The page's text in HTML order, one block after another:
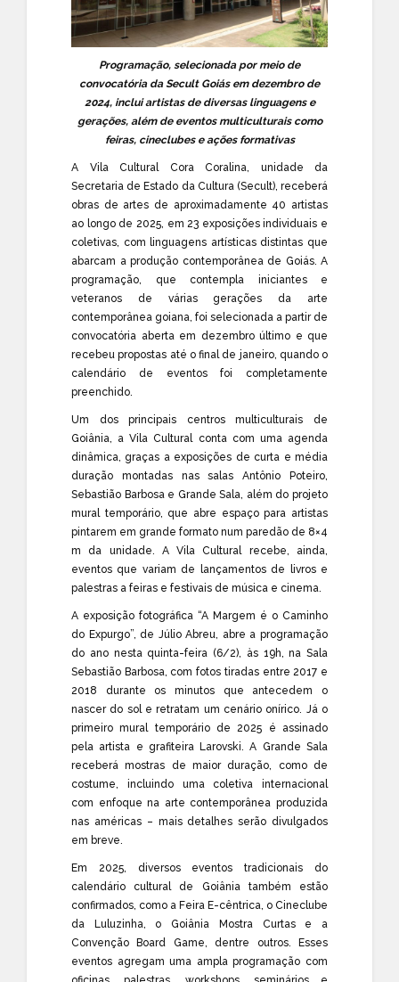
Programação, selecionada por meio de
convocatória da Secult Goiás em dezembro de
2024, inclui artistas de diversas linguagens e
gerações, além de eventos multiculturais como
feiras, cineclubes e ações formativas
A Vila Cultural Cora Coralina, unidade da
Secretaria de Estado da Cultura (Secult), receberá
obras de artes de aproximadamente 40 artistas
ao longo de 2025, em 23 exposições individuais e
coletivas, com linguagens artísticas distintas que
abarcam a produção contemporânea de Goiás. A
programação, que contempla iniciantes e
veteranos de várias gerações da arte
contemporânea goiana, foi selecionada a partir de
convocatória aberta em dezembro último e que
recebeu propostas até o final de janeiro, quando o
calendário de eventos foi completamente
preenchido.
Um dos principais centros multiculturais de
Goiânia, a Vila Cultural conta com uma agenda
dinâmica, graças a exposições de curta e média
duração montadas nas salas Antônio Poteiro,
Sebastião Barbosa e Grande Sala, além do projeto
mural temporário, que abre espaço para artistas
pintarem em grande formato num paredão de 8×4
m da unidade. A Vila Cultural recebe, ainda,
eventos que variam de lançamentos de livros e
palestras a feiras e festivais de música e cinema.
A exposição fotográfica “A Margem é o Caminho
do Expurgo”, de Júlio Abreu, abre a programação
do ano nesta quinta-feira (6/2), às 19h, na Sala
Sebastião Barbosa, com fotos tiradas entre 2017 e
2018 durante os minutos que antecedem o
nascer do sol e retratam um cenário onírico. Já o
primeiro mural temporário de 2025 é assinado
pela artista e grafiteira Larovski. A Grande Sala
receberá mostras de maior duração, como de
costume, incluindo uma coletiva internacional
com enfoque na arte contemporânea produzida
nas américas – mais detalhes serão divulgados
em breve.
Em 2025, diversos eventos tradicionais do
calendário cultural de Goiânia também estão
confirmados, como a Feira E-cêntrica, o Cineclube
da Luluzinha, o Goiânia Mostra Curtas e a
Convenção Board Game, dentre outros. Esses
eventos agregam uma ampla programação com